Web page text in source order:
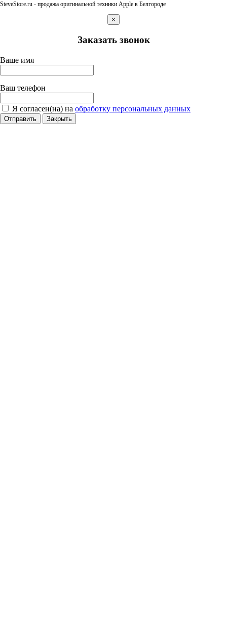
SteveStore.ru - продажа оригинальной техники Apple в Белгороде
×
Заказать звонок
Ваше имя
Ваш телефон
Я согласен(на) на обработку персональных данных
Отправить Закрыть